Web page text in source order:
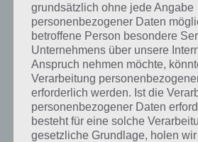
grundsätzlich ohne jede Angabe
personenbezogener Daten
betroffene Person besondere
Unternehmens über unsere
Anspruch nehmen möchte,
Verarbeitung
erforderlich werden. Ist die
personenbezogener Daten
besteht für eine solche
gesetzliche Grundlage, holen